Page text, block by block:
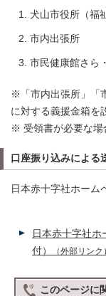
犬山市役所（福
市内出張所
市民健康館さら
※「市内出張所」「
に対する義援金箱を
※ 受領書が必要な場
口座振り込みによる
日本赤十字社ホーム
日本赤十字社
付）
（外部リンク）
このページに